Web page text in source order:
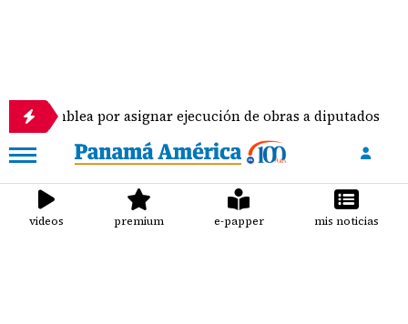
por asignar ejecución de obras a diputados
videos premium e-papper mis noticias